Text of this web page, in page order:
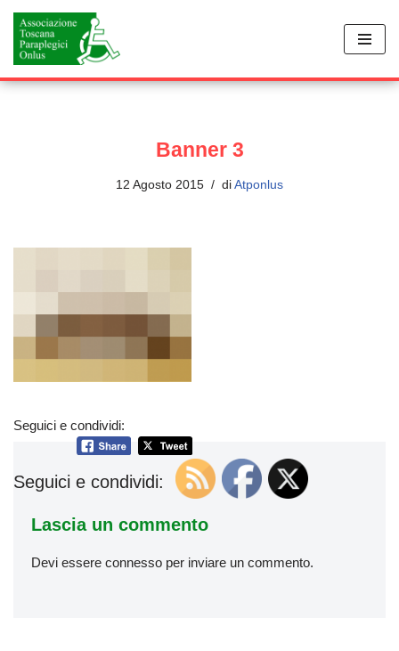
Vai
al
contenuto
Banner 3
12 Agosto 2015 di Atponlus
Seguici e condividi:
Seguici e condividi:
Lascia un commento
Devi essere connesso per inviare un commento.